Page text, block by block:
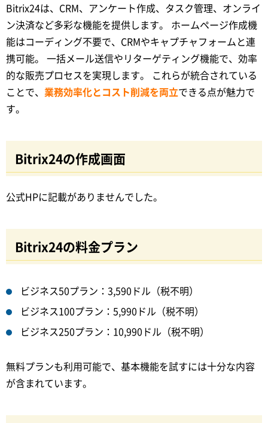
Bitrix24は、CRM、アンケート作成、タスク管理、オンライ
ン決済など多彩な機能を提供します。 ホームページ作成機
能はコーディング不要で、CRMやキャプチャフォームと連
携可能。 一括メール送信やリターゲティング機能で、効率
的な販売プロセスを実現します。 これらが統合されている
ことで、 業務効率化とコスト削減を両立できる点が魅力で
す。
Bitrix24の作成画面
公式HPに記載がありませんでした。
Bitrix24の料金プラン
ビジネス50プラン：3,590ドル（税不明）
ビジネス100プラン：5,990ドル（税不明）
ビジネス250プラン：10,990ドル（税不明）
無料プランも利用可能で、基本機能を試すには十分な内容
が含まれています。